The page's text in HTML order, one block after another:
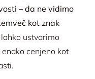
– da ne vidimo
kot znak
ustvarimo
cenjeno kot